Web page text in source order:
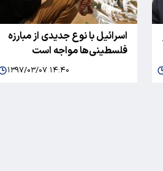
اسرائیل با نوع جدیدی از مبارزه
فلسطینی‌ها مواجه است
۱۳۹۷/۰۳/۰۷ ۱۴:۴۰